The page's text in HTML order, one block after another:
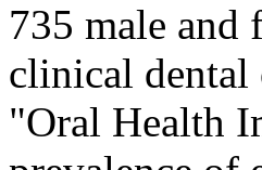
735 male and
clinical dental
"Oral Health